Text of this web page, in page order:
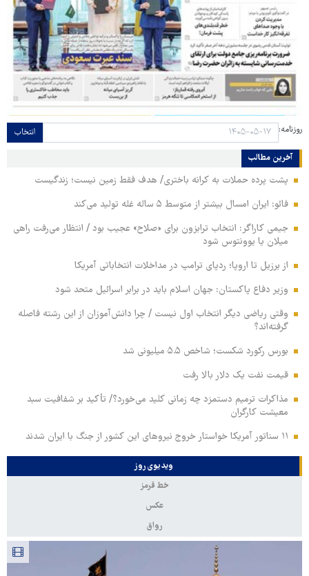
روزنامه: انتخاب
آخرین مطالب
پشت پرده حملات به کرانه باختری/ هدف فقط زمین نیست؛ زندگیست
فائو: ایران امسال بیشتر از متوسط ۵ ساله غله تولید می‌کند
جیمی کاراگر: انتخاب ترابزون برای «صلاح» عجیب بود / انتظار می‌رفت راهی
میلان یا یوونتوس شود
از برزیل تا اروپا؛ ردپای ترامپ در مداخلات انتخاباتی آمریکا
وزیر دفاع پاکستان: جهان اسلام باید در برابر اسرائیل متحد شود
وقتی ریاضی دیگر انتخاب اول نیست / چرا دانش‌آموزان از این رشته فاصله
گرفته‌اند؟
بورس رکورد شکست؛ شاخص ۵.۵ میلیونی شد
قیمت نفت یک دلار بالا رفت
مذاکرات ترمیم دستمزد چه زمانی کلید می‌خورد؟/ تأکید بر شفافیت سبد
معیشت کارگران
۱۱ سناتور آمریکا خواستار خروج نیروهای این کشور از جنگ با ایران شدند
ویدیوی روز
خط قرمز
عکس
رواق